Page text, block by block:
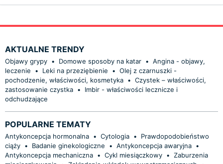
AKTUALNE TRENDY
Objawy grypy • Domowe sposoby na katar • Angina - objawy,
leczenie
• Leki na przeziębienie • Olej z czarnuszki -
pochodzenie, właściwości, kosmetyka • Czystek – właściwości,
zastosowanie czystka •
Imbir - właściwości lecznicze i
odchudzające
POPULARNE TEMATY
Antykoncepcja hormonalna • Cytologia •
Prawdopodobieństwo
ciąży • Badanie ginekologiczne • Antykoncepcja awaryjna •
Antykoncepcja mechaniczna • Cykl miesiączkowy • Zaburzenia